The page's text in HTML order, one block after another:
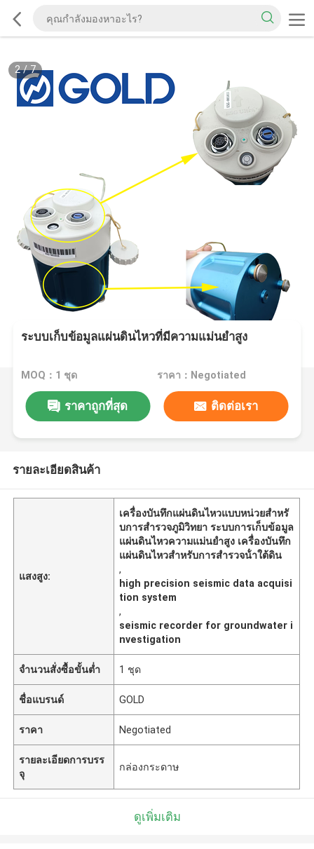
2/7
ระบบเก็บข้อมูลแผ่นดินไหวที่มีความแม่นยำสูง
MOQ：1 ชุด ราคา：Negotiated
ราคาถูกที่สุด ติดต่อเรา
รายละเอียดสินค้า
แสงสูง:
เครื่องบันทึกแผ่นดินไหวแบบหน่วยสําหรั
บการสํารวจภูมิวิทยา ระบบการเก็บข้อมูล
แผ่นดินไหวความแม่นยําสูง เครื่องบันทึก
แผ่นดินไหวสําหรับการสํารวจน้ําใต้ดิน
,
high precision seismic data acquisi
tion system
,
seismic recorder for groundwater i
nvestigation
จำนวนสั่งซื้อขั้นต่ำ 1 ชุด
ชื่อแบรนด์ GOLD
ราคา Negotiated
รายละเอียดการบรร
จุ
กล่องกระดาษ
ดูเพิ่มเติม